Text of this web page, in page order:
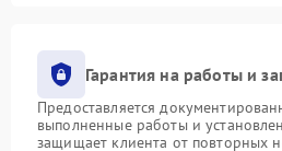
Гарантия на работы и
Предоставляется
выполненные работы и
защищает клиента от повторных